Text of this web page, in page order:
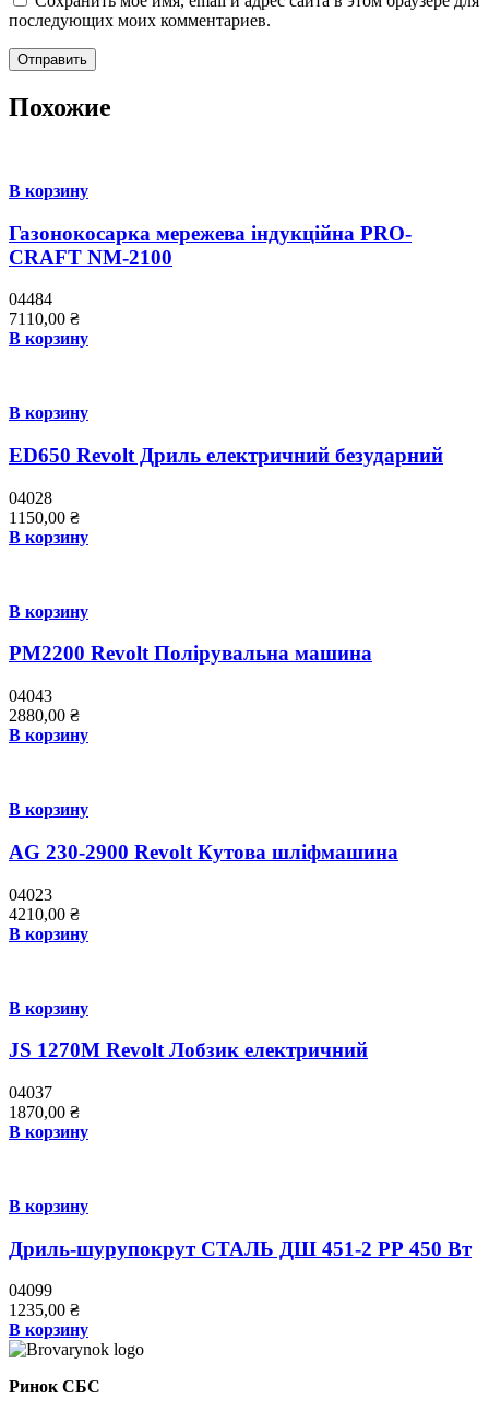
последующих моих комментариев.
Похожие
В корзину
Газонокосарка мережева індукційна PRO-
CRAFT NM-2100
04484
7110,00 ₴
В корзину
В корзину
ED650 Revolt Дриль електричний безударний
04028
1150,00 ₴
В корзину
В корзину
PM2200 Revolt Полірувальна машина
04043
2880,00 ₴
В корзину
В корзину
AG 230-2900 Revolt Кутова шліфмашина
04023
4210,00 ₴
В корзину
В корзину
JS 1270M Revolt Лобзик електричний
04037
1870,00 ₴
В корзину
В корзину
Дриль-шурупокрут СТАЛЬ ДШ 451-2 РР 450 Вт
04099
1235,00 ₴
В корзину
Ринок СБС